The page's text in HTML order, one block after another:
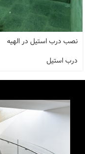
نصب درب استیل در الهیه
درب استیل